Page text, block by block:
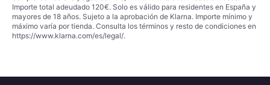
Importe total adeudado 120€. Solo es válido para residentes en España y
mayores de 18 años. Sujeto a la aprobación de Klarna. Importe mínimo y
máximo varía por tienda. Consulta los términos y resto de condiciones en
https://www.klarna.com/es/legal/.